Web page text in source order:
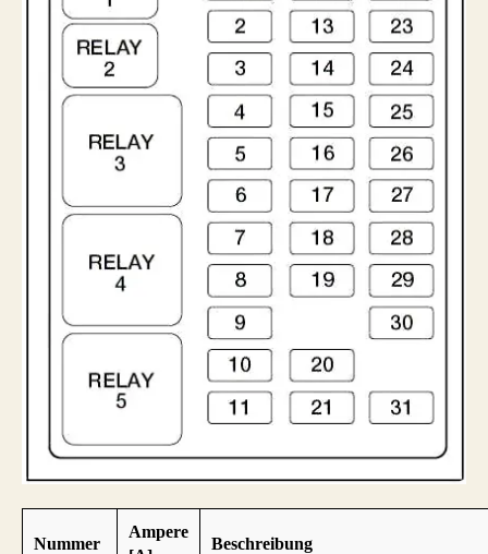
Nummer
Ampere
Beschreibung